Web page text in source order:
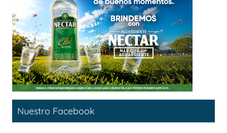
Nuestro Facebook